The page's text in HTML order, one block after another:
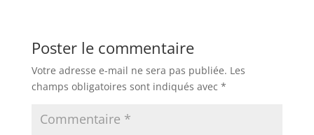
Poster le commentaire
Votre adresse e-mail ne sera pas publiée. Les
champs obligatoires sont indiqués avec *